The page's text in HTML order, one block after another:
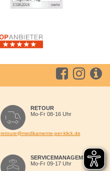
RETOUR
Mo-Fr 08-16 Uhr
retoure@medikamente-per-klick.de
SERVICEMANAGEMENT
Mo-Fr 09-17 Uhr